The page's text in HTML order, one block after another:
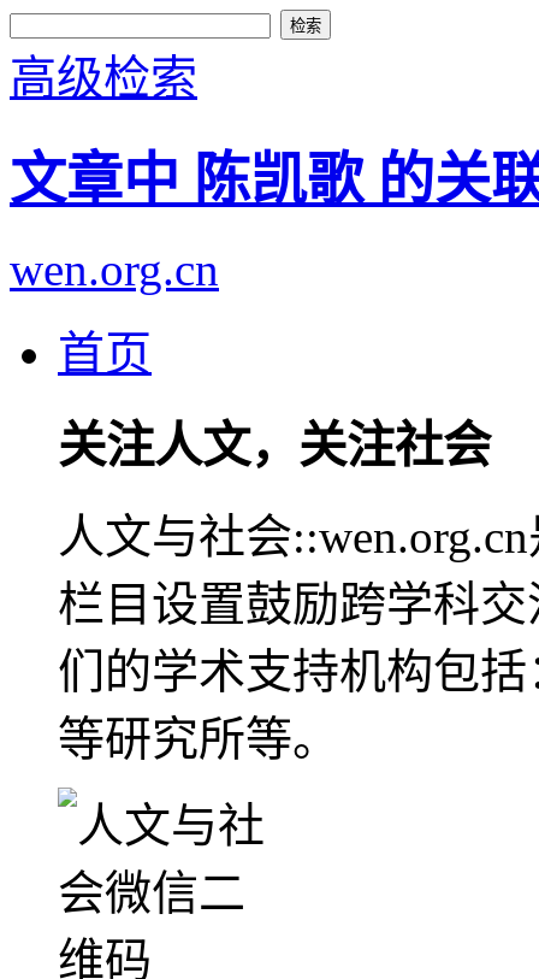
高级检索
文章中 陈凯歌 的关
wen.org.cn
首页
关注人文，关注社会
人文与社会
栏目设置鼓励跨学科
们的学术支持机构包
等研究所等。